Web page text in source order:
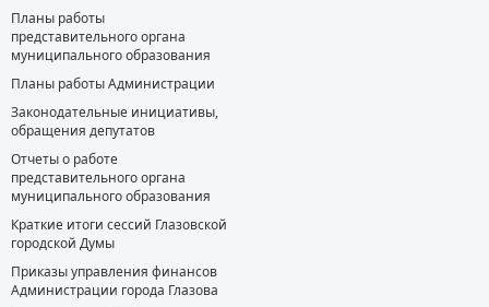
Планы работы
представительного органа
муниципального образования
Планы работы Администрации
Законодательные инициативы,
обращения депутатов
Отчеты о работе
представительного органа
муниципального образования
Краткие итоги сессий Глазовской
городской Думы
Приказы управления финансов
Администрации города Глазова